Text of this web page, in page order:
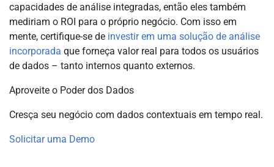
capacidades de análise integradas, então eles também
mediriam o ROI para o próprio negócio. Com isso em
mente, certifique-se de investir em uma solução de análise
incorporada que forneça valor real para todos os usuários
de dados – tanto internos quanto externos.
Aproveite o Poder dos Dados
Cresça seu negócio com dados contextuais em tempo real.
Solicitar uma Demo